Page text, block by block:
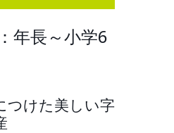
年長～小学6
つけた美しい字